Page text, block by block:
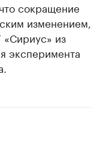
сокращение
изменением,
из
эксперимента